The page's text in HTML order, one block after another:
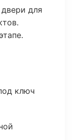
для
ключ